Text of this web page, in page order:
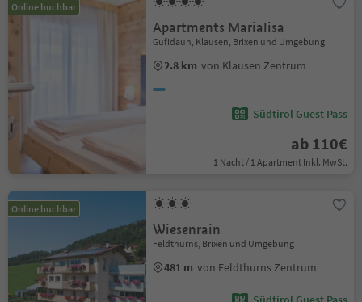
Online buchbar
Apartments Marialisa
Gufidaun, Klausen, Brixen und Umgebung
2.8 km von Klausen Zentrum
Südtirol Guest Pass
ab 110€
1 Nacht / 1 Apartment Inkl. MwSt.
Online buchbar
Wiesenrain
Feldthurns, Brixen und Umgebung
481 m von Feldthurns Zentrum